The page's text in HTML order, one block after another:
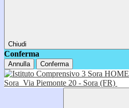
Chiudi
Conferma
Annulla Conferma
HOME
Sora Via Piemonte 20 - Sora (FR)